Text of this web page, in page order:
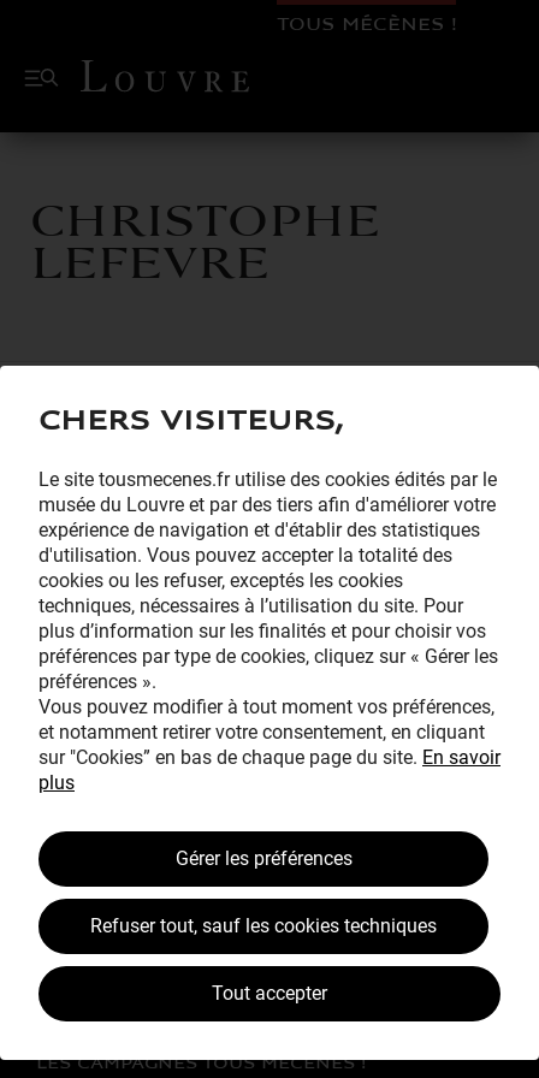
TOUS MÉCÈNES !
Christophe
LEFEVRE
Avec le mécénat
exceptionnel de
TOUS MÉCÈNES !
L’ŒUVRE À LA LOUPE
JEAN SIMEON CHARDIN
VOS CONTREPARTIES
ACTUALITÉS
LES CAMPAGNES TOUS MÉCÈNES !
Chers visiteurs,
Le site tousmecenes.fr utilise des cookies édités par le
musée du Louvre et par des tiers afin d'améliorer votre
expérience de navigation et d'établir des statistiques
d'utilisation. Vous pouvez accepter la totalité des
cookies ou les refuser, exceptés les cookies
techniques, nécessaires à l’utilisation du site. Pour
plus d’information sur les finalités et pour choisir vos
préférences par type de cookies, cliquez sur « Gérer les
préférences ».
Vous pouvez modifier à tout moment vos préférences,
et notamment retirer votre consentement, en cliquant
sur "Cookies” en bas de chaque page du site. En savoir
plus
Gérer les préférences
Refuser tout, sauf les cookies techniques
Tout accepter